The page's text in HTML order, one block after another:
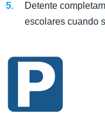
Detente
escolares cuando